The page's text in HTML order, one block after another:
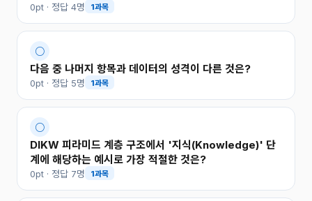
0pt · 정답 4명 1과목
○
다음 중 나머지 항목과 데이터의 성격이 다른 것은?
0pt · 정답 5명 1과목
○
DIKW 피라미드 계층 구조에서 '지식(Knowledge)' 단
계에 해당하는 예시로 가장 적절한 것은?
0pt · 정답 7명 1과목